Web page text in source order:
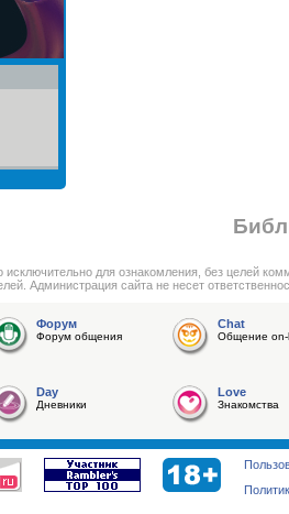
исключительно для ознакомления, без целей
Администрация сайта не несет
Форум
Форум общения
Chat
Общение on-
Day
Дневники
Love
Знакомства